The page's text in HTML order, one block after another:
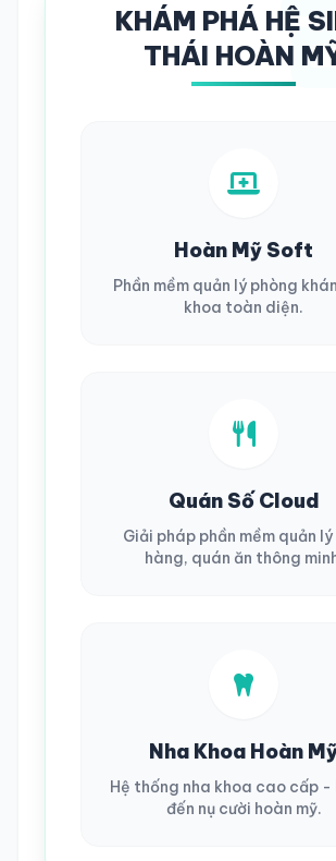
KHÁM PHÁ HỆ
THÁI HOÀN
Hoàn Mỹ Soft
Phần mềm quản lý phòng
khoa toàn diện.
Quán Số Cloud
Giải pháp phần mềm quản lý
hàng, quán ăn thông
Nha Khoa Hoàn
Hệ thống nha khoa cao cấp -
đến nụ cười hoàn mỹ.